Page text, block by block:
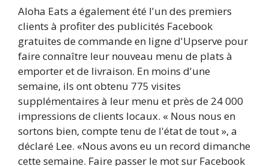
Aloha Eats a également été l'un des premiers
clients à profiter des publicités Facebook
gratuites de commande en ligne d'Upserve pour
faire connaître leur nouveau menu de plats à
emporter et de livraison. En moins d'une
semaine, ils ont obtenu 775 visites
supplémentaires à leur menu et près de 24 000
impressions de clients locaux. « Nous nous en
sortons bien, compte tenu de l'état de tout », a
déclaré Lee. «Nous avons eu un record dimanche
cette semaine. Faire passer le mot sur Facebook